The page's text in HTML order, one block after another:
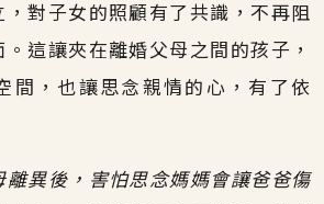
對子女的照顧有了共識，不再阻
這讓夾在離婚父母之間的孩子，
間，也讓思念親情的心，有了依
離異後，害怕思念媽媽會讓爸爸傷